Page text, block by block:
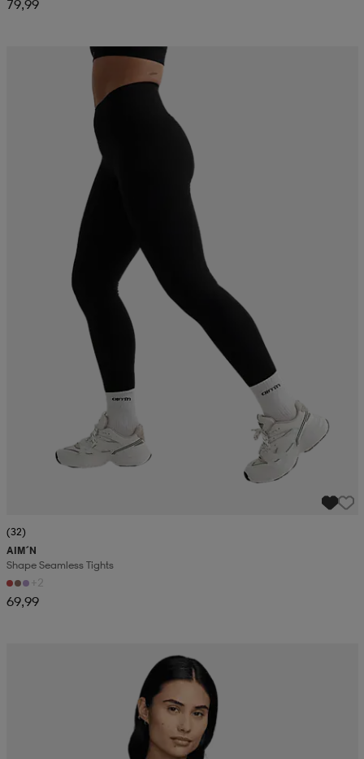
79,99
(32)
AIM´N
Shape Seamless Tights
+2
69,99